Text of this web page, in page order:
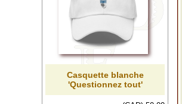
Casquette blanche
'Questionnez tout'